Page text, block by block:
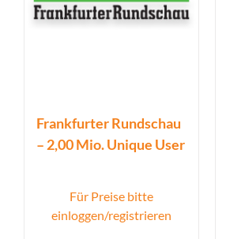
Frankfurter Rundschau
– 2,00 Mio. Unique User
Für Preise bitte
einloggen/registrieren